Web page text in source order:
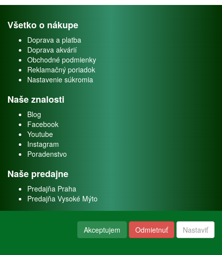
Všetko o nákupe
Doprava a platba
Doprava akvárií
Obchodné podmienky
Reklamačný poriadok
Nastavenie súkromia
Naše znalosti
Blog
Facebook
Youtube
Instagram
Poradenstvo
Naše predajne
Predajňa Praha
Predajňa Vysoké Mýto
Akceptujem Odmietnuť Nastaviť